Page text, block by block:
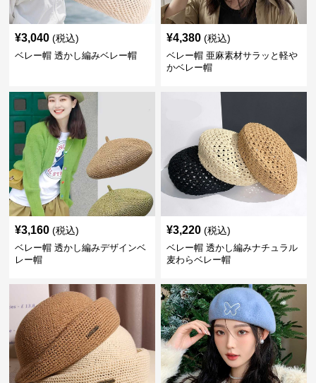
¥3,040 (税込)
ベレー帽 透かし編みベレー帽
¥4,380 (税込)
ベレー帽 亜麻素材サラッと軽や
かベレー帽
¥3,160 (税込)
ベレー帽 透かし編みデザインベ
レー帽
¥3,220 (税込)
ベレー帽 透かし編みナチュラル
麦わらベレー帽